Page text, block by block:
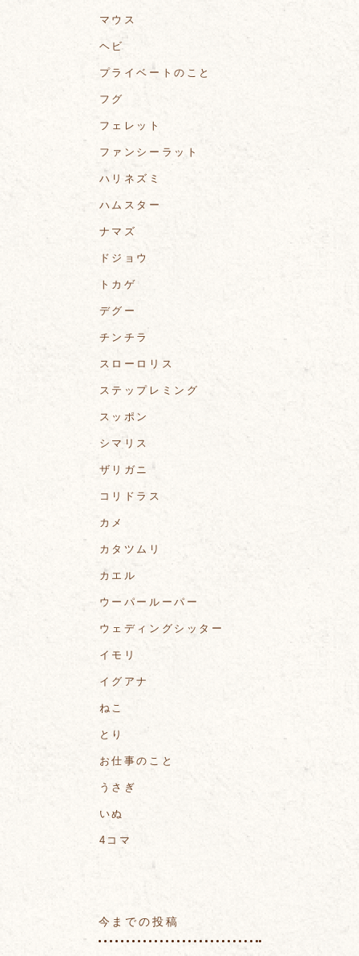
マウス
ヘビ
プライベートのこと
フグ
フェレット
ファンシーラット
ハリネズミ
ハムスター
ナマズ
ドジョウ
トカゲ
デグー
チンチラ
スローロリス
ステップレミング
スッポン
シマリス
ザリガニ
コリドラス
カメ
カタツムリ
カエル
ウーパールーパー
ウェディングシッター
イモリ
イグアナ
ねこ
とり
お仕事のこと
うさぎ
いぬ
4コマ
今までの投稿